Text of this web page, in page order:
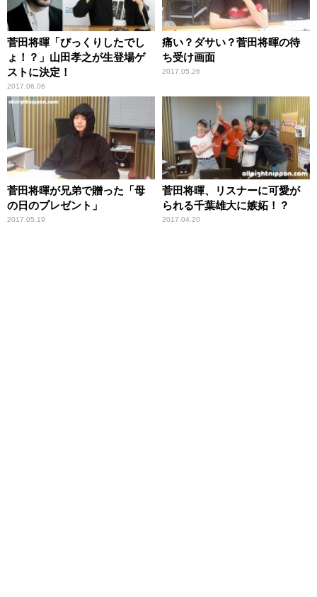
菅田将暉「びっくりしたでし
ょ！？」山田孝之が生登場ゲ
ストに決定！
2017.06.06
痛い？ダサい？菅田将暉の待
ち受け画面
2017.05.26
菅田将暉が兄弟で贈った「母
の日のプレゼント」
2017.05.19
菅田将暉、リスナーに可愛が
られる千葉雄大に嫉妬！？
2017.04.20